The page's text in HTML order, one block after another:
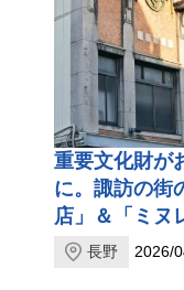
重要文化財が
に。諏訪の街
店」＆「ミヌ
長野 2026/